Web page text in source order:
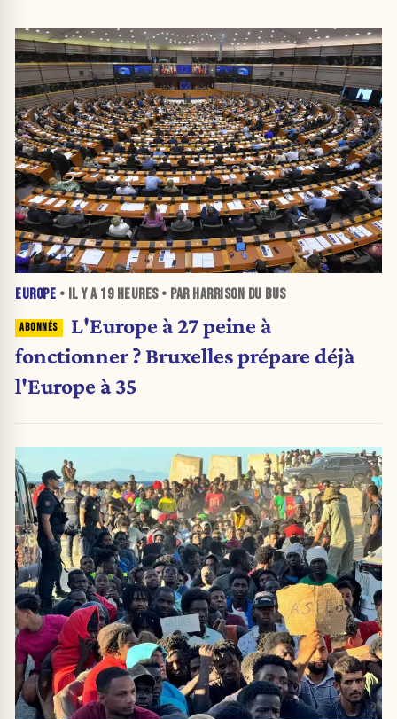
EUROPE • IL Y A 19 HEURES• PAR HARRISON DU BUS
L'Europe à 27 peine à
fonctionner ? Bruxelles prépare déjà
l'Europe à 35